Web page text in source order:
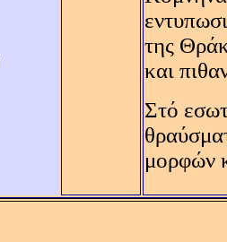
της
και
Στό
μορφών